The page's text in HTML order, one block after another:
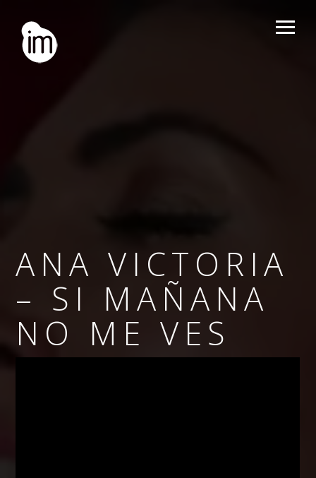
ANA VICTORIA
– SI MAÑANA
NO ME VES